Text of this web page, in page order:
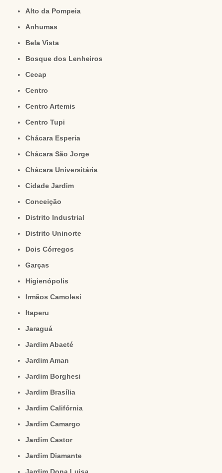
Alto da Pompeia
Anhumas
Bela Vista
Bosque dos Lenheiros
Cecap
Centro
Centro Artemis
Centro Tupi
Chácara Esperia
Chácara São Jorge
Chácara Universitária
Cidade Jardim
Conceição
Distrito Industrial
Distrito Uninorte
Dois Córregos
Garças
Higienópolis
Irmãos Camolesi
Itaperu
Jaraguá
Jardim Abaeté
Jardim Aman
Jardim Borghesi
Jardim Brasília
Jardim Califórnia
Jardim Camargo
Jardim Castor
Jardim Diamante